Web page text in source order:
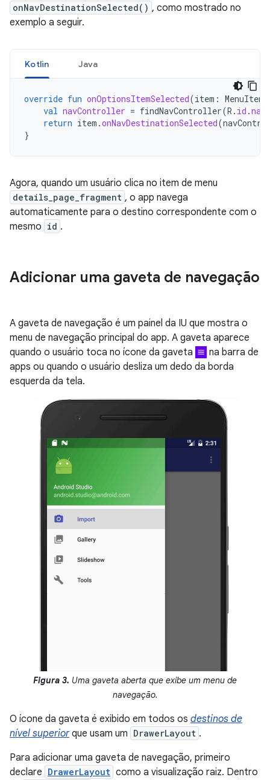
onNavDestinationSelected() , como mostrado no
exemplo a seguir.
Kotlin Java
override fun onOptionsItemSelected(item : MenuItem
val navController = findNavController(R . id .
return item .onNavDestinationSelected(
}
Agora, quando um usuário clica no item de menu
details_page_fragment , o app navega
automaticamente para o destino correspondente com o
mesmo id .
Adicionar uma gaveta de navegação
A gaveta de navegação é um painel da IU que mostra o
menu de navegação principal do app. A gaveta aparece
quando o usuário toca no ícone da gaveta
na barra de
apps ou quando o usuário desliza um dedo da borda
esquerda da tela.
Figura 3. Uma gaveta aberta que exibe um menu de
navegação.
O ícone da gaveta é exibido em todos os destinos de
nível superiorque usam um DrawerLayout .
Para adicionar uma gaveta de navegação, primeiro
declare DrawerLayout como a visualização raiz. Dentro